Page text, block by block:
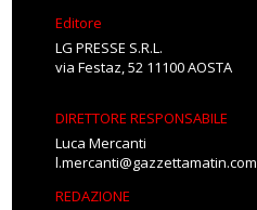
Editore
LG PRESSE S.R.L.
via Festaz, 52 11100 AOSTA
DIRETTORE RESPONSABILE
Luca Mercanti
l.mercanti@gazzettamatin.com
REDAZIONE